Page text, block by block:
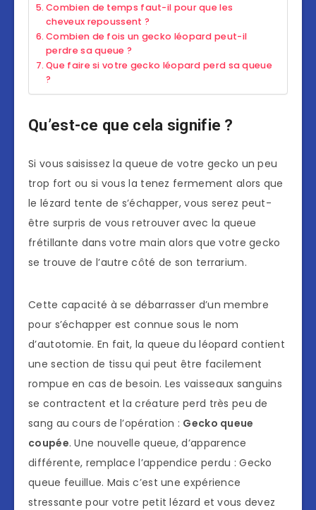
Combien de temps faut-il pour que les
cheveux repoussent ?
Combien de fois un gecko léopard peut-il
perdre sa queue ?
Que faire si votre gecko léopard perd sa queue
?
Qu’est-ce que cela signifie ?
Si vous saisissez la queue de votre gecko un peu
trop fort ou si vous la tenez fermement alors que
le lézard tente de s’échapper, vous serez peut-
être surpris de vous retrouver avec la queue
frétillante dans votre main alors que votre gecko
se trouve de l’autre côté de son terrarium.
Cette capacité à se débarrasser d’un membre
pour s’échapper est connue sous le nom
d’autotomie. En fait, la queue du léopard contient
une section de tissu qui peut être facilement
rompue en cas de besoin. Les vaisseaux sanguins
se contractent et la créature perd très peu de
sang au cours de l’opération : Gecko queue
coupée. Une nouvelle queue, d’apparence
différente, remplace l’appendice perdu : Gecko
queue feuillue. Mais c’est une expérience
stressante pour votre petit lézard et vous devez